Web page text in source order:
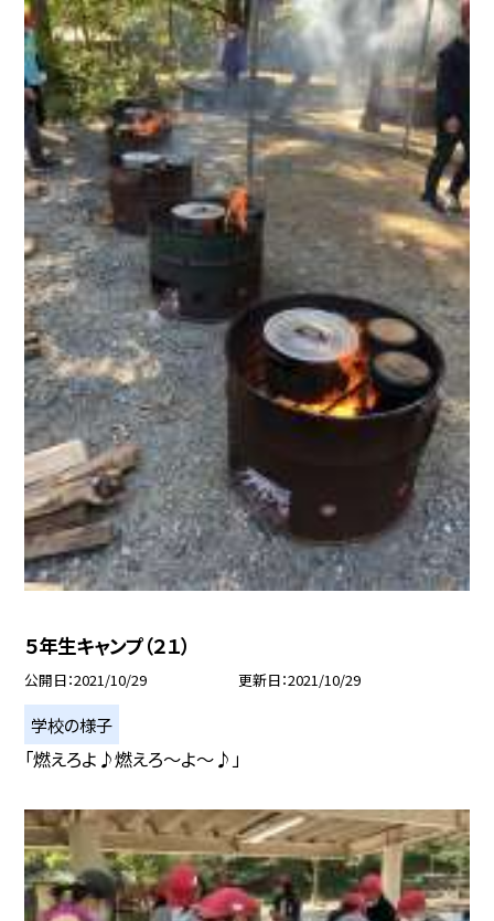
５年生キャンプ（２１）
公開日 2021/10/29 更新日 2021/10/29
学校の様子
「燃えろよ♪燃えろ〜よ〜♪」